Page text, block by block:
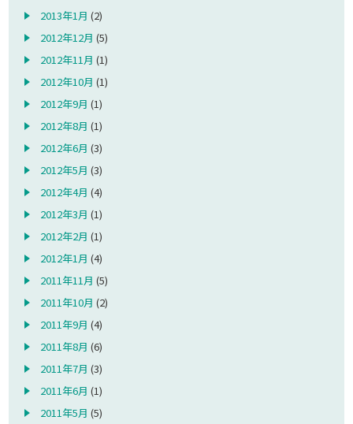
2013年1月 (2)
2012年12月 (5)
2012年11月 (1)
2012年10月 (1)
2012年9月 (1)
2012年8月 (1)
2012年6月 (3)
2012年5月 (3)
2012年4月 (4)
2012年3月 (1)
2012年2月 (1)
2012年1月 (4)
2011年11月 (5)
2011年10月 (2)
2011年9月 (4)
2011年8月 (6)
2011年7月 (3)
2011年6月 (1)
2011年5月 (5)